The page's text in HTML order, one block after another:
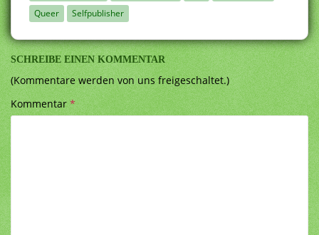
Queer
Selfpublisher
SCHREIBE EINEN KOMMENTAR
(Kommentare werden von uns freigeschaltet.)
Kommentar*